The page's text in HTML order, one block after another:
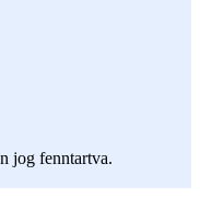
jog fenntartva.